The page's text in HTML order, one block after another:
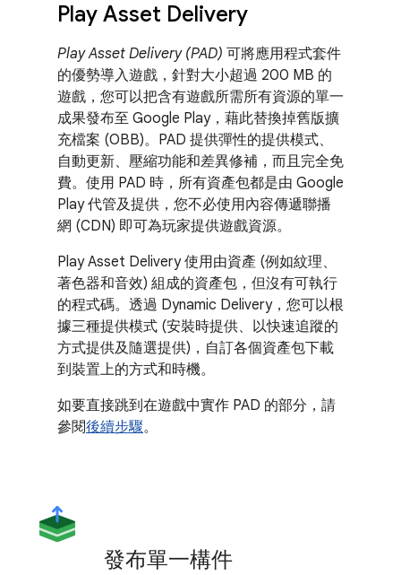
Play Asset Delivery
Play Asset Delivery (PAD) 可將應用程式套件
的優勢導入遊戲，針對大小超過 200 MB 的
遊戲，您可以把含有遊戲所需所有資源的單一
成果發布至 Google Play，藉此替換掉舊版擴
充檔案 (OBB)。PAD 提供彈性的提供模式、
自動更新、壓縮功能和差異修補，而且完全免
費。使用 PAD 時，所有資產包都是由 Google
Play 代管及提供，您不必使用內容傳遞聯播
網 (CDN) 即可為玩家提供遊戲資源。
Play Asset Delivery 使用由資產 (例如紋理、
著色器和音效) 組成的資產包，但沒有可執行
的程式碼。透過 Dynamic Delivery，您可以根
據三種提供模式 (安裝時提供、以快速追蹤的
方式提供及隨選提供)，自訂各個資產包下載
到裝置上的方式和時機。
如要直接跳到在遊戲中實作 PAD 的部分，請
參閱後續步驟。
發布單一構件